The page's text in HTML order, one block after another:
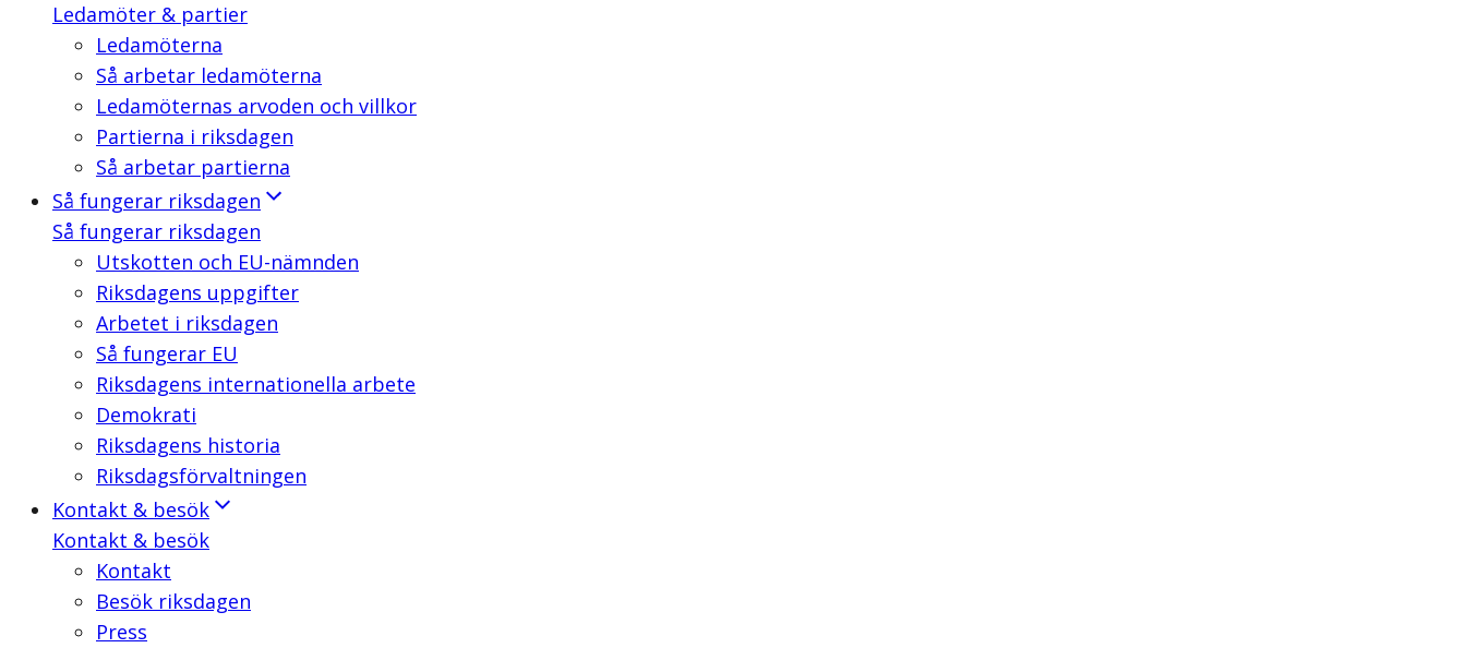
Ledamöter & partier
Ledamöterna
Så arbetar ledamöterna
Ledamöternas arvoden och villkor
Partierna i riksdagen
Så arbetar partierna
Så fungerar riksdagen
Så fungerar riksdagen
Utskotten och EU-nämnden
Riksdagens uppgifter
Arbetet i riksdagen
Så fungerar EU
Riksdagens internationella arbete
Demokrati
Riksdagens historia
Riksdagsförvaltningen
Kontakt & besök
Kontakt & besök
Kontakt
Besök riksdagen
Press